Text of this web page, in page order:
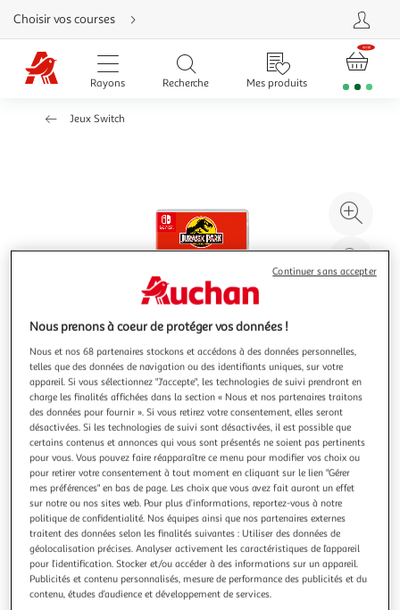
Aller
directement
au
contenu
Aller
directement
Aller
Choisir vos courses
Rayons Recherche Mes produits
Jeux Switch
à
Illustration
précédente
Illustration
suivante
Jurassic Park Classic Games Collection Nintendo
Switch
Jeu Nintendo Switch
En savoir +
Garantie légale: 2 ans (voir CGV)
Vendu parMultishop
Nous prenons à coeur de protéger vos données !
Nous et nos 68 partenaires stockons et accédons à des données personnelles,
telles que des données de navigation ou des identifiants uniques, sur votre
appareil. Si vous sélectionnez "J'accepte", les technologies de suivi prendront en
charge les finalités affichées dans la section « Nous et nos partenaires traitons
des données pour fournir ». Si vous retirez votre consentement, elles seront
désactivées. Si les technologies de suivi sont désactivées, il est possible que
certains contenus et annonces qui vous sont présentés ne soient pas pertinents
pour vous. Vous pouvez faire réapparaître ce menu pour modifier vos choix ou
pour retirer votre consentement à tout moment en cliquant sur le lien "Gérer
mes préférences" en bas de page. Les choix que vous avez fait auront un effet
sur notre ou nos sites web. Pour plus d’informations, reportez-vous à notre
politique de confidentialité. Nos équipes ainsi que nos partenaires externes
traitent des données selon les finalités suivantes : Utiliser des données de
géolocalisation précises. Analyser activement les caractéristiques de l’appareil
pour l’identification. Stocker et/ou accéder à des informations sur un appareil.
Publicités et contenu personnalisés, mesure de performance des publicités et du
contenu, études d’audience et développement de services.
Continuer sans accepter